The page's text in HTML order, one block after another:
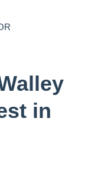
in